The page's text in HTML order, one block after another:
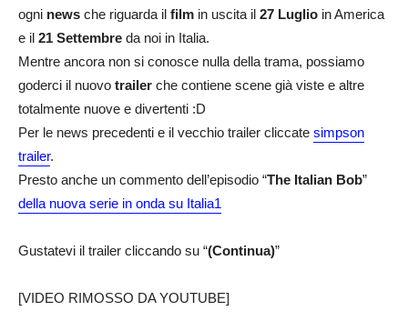
ogni news che riguarda il film in uscita il 27 Luglio in America
e il 21 Settembre da noi in Italia.
Mentre ancora non si conosce nulla della trama, possiamo
goderci il nuovo trailer che contiene scene già viste e altre
totalmente nuove e divertenti :D
Per le news precedenti e il vecchio trailer cliccate simpson
trailer.
Presto anche un commento dell’episodio “The Italian Bob”
della nuova serie in onda su Italia1
Gustatevi il trailer cliccando su “(Continua)”
[VIDEO RIMOSSO DA YOUTUBE]